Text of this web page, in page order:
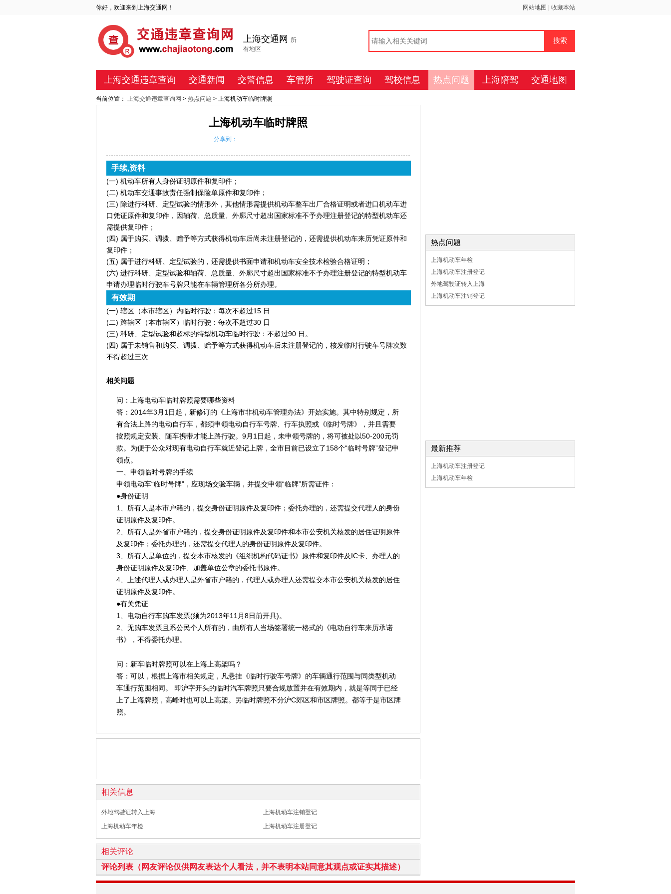
你好，欢迎来到上海交通网！ 网站地图 收藏本站
上海交通网
所
有地区
上海交通违章查询 交通新闻 交警信息 车管所 驾驶证查询 驾校信息 热点问题 上海陪驾 交通地图
当前位置： 上海交通违章查询网 > 热点问题 > 上海机动车临时牌照
上海机动车临时牌照
分享到：
手续,资料
(一) 机动车所有人身份证明原件和复印件；
(二) 机动车交通事故责任强制保险单原件和复印件；
(三) 除进行科研、定型试验的情形外，其他情形需提供机动车整车出厂合格证明或者进口机动车进
口凭证原件和复印件，因轴荷、总质量、外廓尺寸超出国家标准不予办理注册登记的特型机动车还
需提供复印件；
(四) 属于购买、调拨、赠予等方式获得机动车后尚未注册登记的，还需提供机动车来历凭证原件和
复印件；
(五) 属于进行科研、定型试验的，还需提供书面申请和机动车安全技术检验合格证明；
(六) 进行科研、定型试验和轴荷、总质量、外廓尺寸超出国家标准不予办理注册登记的特型机动车
申请办理临时行驶车号牌只能在车辆管理所各分所办理。
有效期
(一) 辖区（本市辖区）内临时行驶：每次不超过15 日
(二) 跨辖区（本市辖区）临时行驶：每次不超过30 日
(三) 科研、定型试验和超标的特型机动车临时行驶：不超过90 日。
(四) 属于未销售和购买、调拨、赠予等方式获得机动车后未注册登记的，核发临时行驶车号牌次数
不得超过三次
相关问题
问：上海电动车临时牌照需要哪些资料
答：2014年3月1日起，新修订的《上海市非机动车管理办法》开始实施。其中特别规定，所
有合法上路的电动自行车，都须申领电动自行车号牌、行车执照或《临时号牌》，并且需要
按照规定安装、随车携带才能上路行驶。9月1日起，未申领号牌的，将可被处以50-200元罚
款。为便于公众对现有电动自行车就近登记上牌，全市目前已设立了158个“临时号牌”登记申
领点。
一、申领临时号牌的手续
申领电动车“临时号牌”，应现场交验车辆，并提交申领“临牌”所需证件：
●身份证明
1、所有人是本市户籍的，提交身份证明原件及复印件；委托办理的，还需提交代理人的身份
证明原件及复印件。
2、所有人是外省市户籍的，提交身份证明原件及复印件和本市公安机关核发的居住证明原件
及复印件；委托办理的，还需提交代理人的身份证明原件及复印件。
3、所有人是单位的，提交本市核发的《组织机构代码证书》原件和复印件及IC卡、办理人的
身份证明原件及复印件、加盖单位公章的委托书原件。
4、上述代理人或办理人是外省市户籍的，代理人或办理人还需提交本市公安机关核发的居住
证明原件及复印件。
●有关凭证
1、电动自行车购车发票(须为2013年11月8日前开具)。
2、无购车发票且系公民个人所有的，由所有人当场签署统一格式的《电动自行车来历承诺
书》，不得委托办理。
问：新车临时牌照可以在上海上高架吗？
答：可以，根据上海市相关规定，凡悬挂《临时行驶车号牌》的车辆通行范围与同类型机动
车通行范围相同。 即沪字开头的临时汽车牌照只要合规放置并在有效期内，就是等同于已经
上了上海牌照，高峰时也可以上高架。另临时牌照不分沪C郊区和市区牌照。都等于是市区牌
照。
相关信息
外地驾驶证转入上海
上海机动车注销登记
上海机动车年检
上海机动车注册登记
相关评论
评论列表（网友评论仅供网友表达个人看法，并不表明本站同意其观点或证实其描述）
热点问题
上海机动车年检
上海机动车注册登记
外地驾驶证转入上海
上海机动车注销登记
最新推荐
上海机动车注册登记
上海机动车年检